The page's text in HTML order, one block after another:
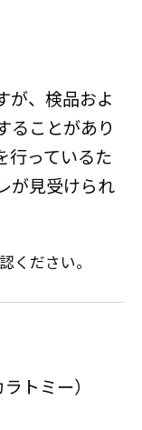
が、検品およ
ることがあり
行っているた
が見受けられ
ください。
トミー）